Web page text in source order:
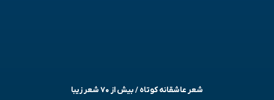
شعر عاشقانه کوتاه / بیش از ۷۰ شعر زیبا